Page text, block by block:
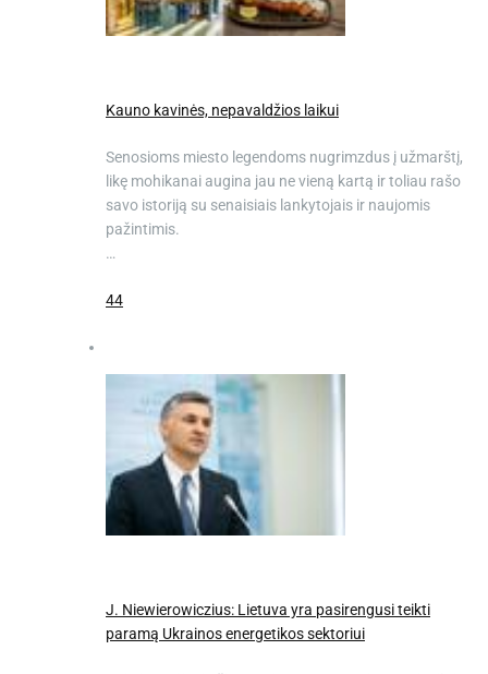
Kauno kavinės, nepavaldžios laikui
Senosioms miesto legendoms nugrimzdus į užmarštį,
likę mohikanai augina jau ne vieną kartą ir toliau rašo
savo istoriją su senaisiais lankytojais ir naujomis
pažintimis.
…
44
J. Niewierowiczius: Lietuva yra pasirengusi teikti
paramą Ukrainos energetikos sektoriui